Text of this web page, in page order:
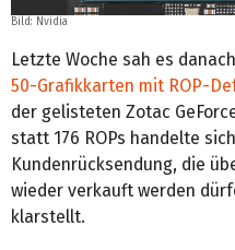
Bild: Nvidia
Letzte Woche sah es
50-Grafikkarten mit ROP-
der gelisteten Zotac
statt 176 ROPs handelte
Kundenrücksendung, die
wieder verkauft werden
klarstellt.